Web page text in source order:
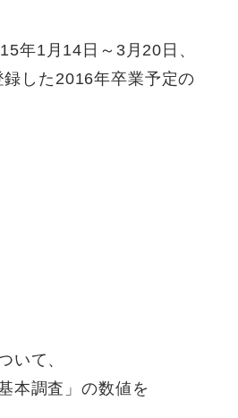
年1月14日～3月20日、
した2016年卒業予定の
いて、
本調査」の数値を